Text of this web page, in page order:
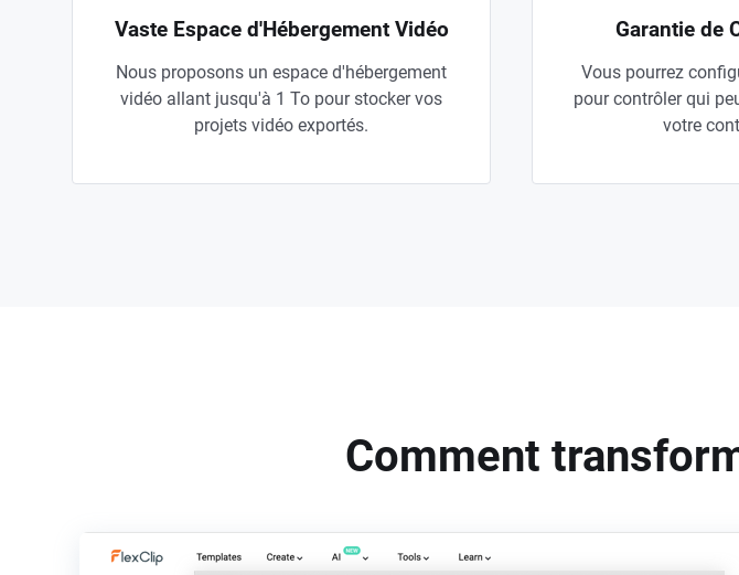
Vaste Espace d'Hébergement Vidéo
Nous proposons un espace d'hébergement
vidéo allant jusqu'à 1 To pour stocker vos
projets vidéo exportés.
Garantie de
Vous pourrez
pour contrôler qui
votre
Comment